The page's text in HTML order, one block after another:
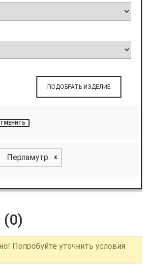
ПОДОБРАТЬ ИЗДЕЛИЕ
Перламутр x
(0)
Попробуйте уточнить условия